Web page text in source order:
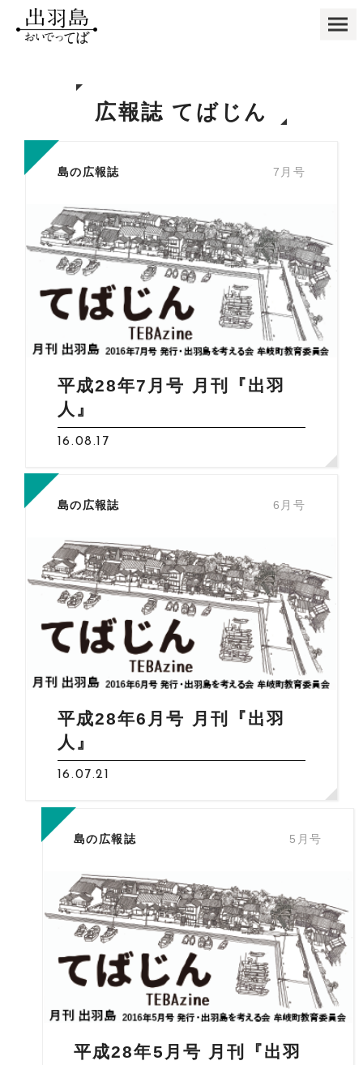
広報誌 てばじん
島の広報誌 7月号
平成28年7月号 月刊『出羽
人』
16.08.17
島の広報誌 6月号
平成28年6月号 月刊『出羽
人』
16.07.21
島の広報誌 5月号
平成28年5月号 月刊『出羽